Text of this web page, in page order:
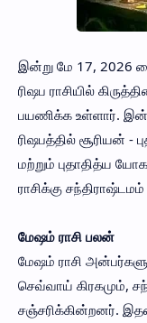
இன்று மே 17, 2026
ரிஷப ராசியில்
பயணிக்க உள்ளார்.
ரிஷபத்தில் சூரியன் -
மற்றும் புதாதித்ய
ராசிக்கு
மேஷம் ராசி பலன்
மேஷம் ராசி
செவ்வாய் கிரகமும்,
சஞ்சரிக்கின்றனர்.